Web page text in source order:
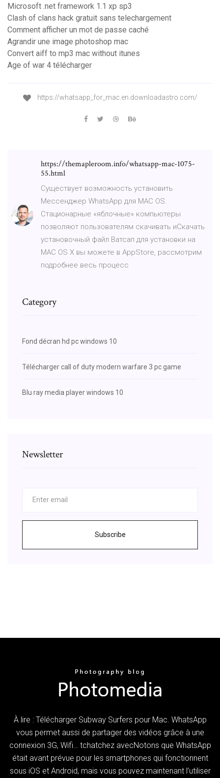
Microsoft .net framework 1.1 xp sp3
Clash of clans hack gratuit sans telechargement
Comment afficher un mot de passe caché
Agrandir une image photoshop mac
Convert aiff to mp3 mac without itunes
Age of war 4 télécharger
https://whatsapp_for_mac.en.downloadastro.com/
https://themapleroom.info/whatsapp-mac-1075-
55.html
Cуществует возможность установить
Мессенджер WhatsApp для MAC OS.
Стационарные «яблочные» компьютеры
позволяют пользователям скачивать иСкачать
установочный файл Ватсап для установки на
MAC OS X вы можете в AppStore, рассмотрим
подробнее весь процесс
Category
Fond décran hd pc windows 10
Télécharger call of duty modern warfare 3 pc game
Blu ray media player windows 10
Newsletter
Subscribe
À lire : Télécharger Subway Surfers pour Mac. WhatsApp
vous permet aussi de partager des vidéos grâce à une
connexion 3G, Wifi… tchatchez avecNotons que WhatsApp
était avant prévue pour les smartphones qui fonctionnent
sous iOS et Android, mais vous pouvez maintenant l’utiliser